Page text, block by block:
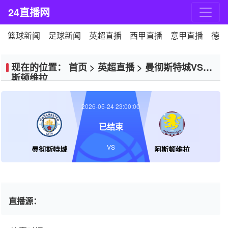
24直播网
篮球新闻 足球新闻 英超直播 西甲直播 意甲直播 德
现在的位置： 首页 > 英超直播> 曼彻斯特城VS阿
斯顿维拉
曼彻斯特城 阿斯顿维拉
2026-05-24 23:00:00
已结束
VS
直播源：